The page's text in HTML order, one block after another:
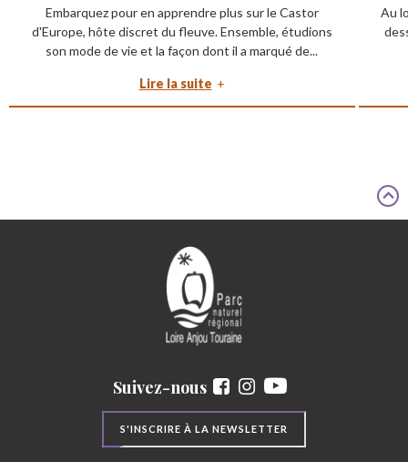
Embarquez pour en apprendre plus sur le Castor
d'Europe, hôte discret du fleuve. Ensemble, étudions
son mode de vie et la façon dont il a marqué de...
Lire la suite
Au
Suivez-nous
S'INSCRIRE À LA NEWSLETTER